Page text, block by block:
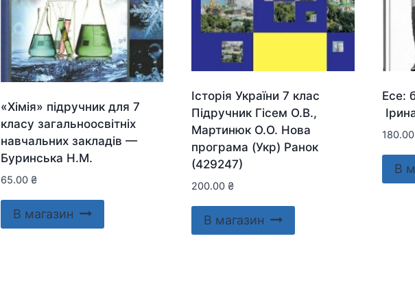
«Хімія» підручник для 7
класу загальноосвітніх
навчальних закладів —
Буринська Н.М.
65.00 ₴
В магазин
Історія України 7 клас
Підручник Гісем О.В.,
Мартинюк О.О. Нова
програма (Укр) Ранок
(429247)
200.00 ₴
В магазин
Есе:
180.00
В